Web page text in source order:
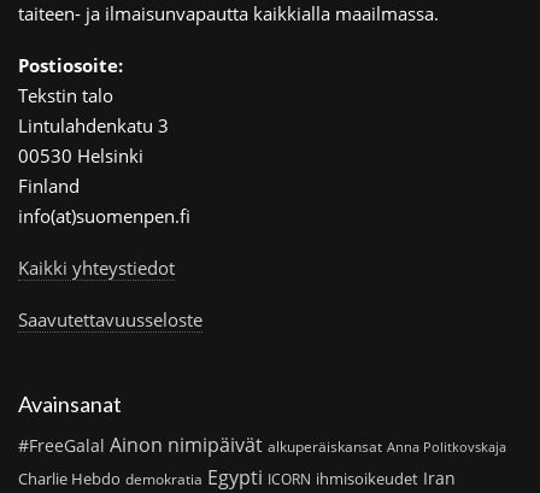
taiteen- ja ilmaisunvapautta kaikkialla maailmassa.
Postiosoite:
Tekstin talo
Lintulahdenkatu 3
00530 Helsinki
Finland
info(at)suomenpen.fi
Kaikki yhteystiedot
Saavutettavuusseloste
Avainsanat
#FreeGalal Ainon nimipäivät alkuperäiskansat Anna Politkovskaja
Charlie Hebdo demokratia Egypti ICORN ihmisoikeudet Iran